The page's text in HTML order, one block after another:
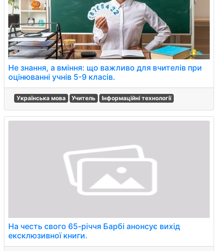
Не знання, а вміння: що важливо для вчителів при
оцінюванні учнів 5-9 класів.
Українська мова Учитель Інформаційні технології
На честь свого 65-річчя Барбі анонсує вихід
ексклюзивної книги.